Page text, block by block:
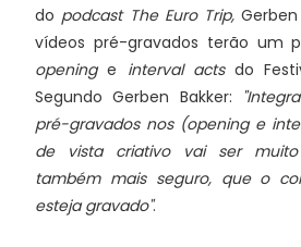
do podcast The Euro Trip,
vídeos pré-gravados terão um
openinge interval acts do
Segundo Gerben Bakker:
pré-gravados nos (opening e
de vista criativo vai ser muito
também mais seguro, que o
esteja gravado".